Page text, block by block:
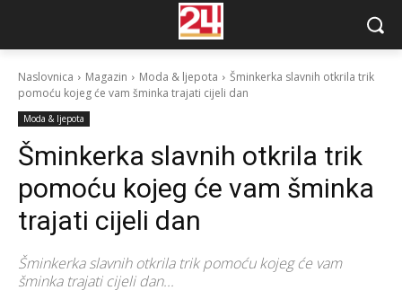
Naslovnica Magazin Moda & ljepota
Šminkerka slavnih otkrila trik
pomoću kojeg će vam šminka trajati cijeli dan
Moda & ljepota
Šminkerka slavnih otkrila trik
pomoću kojeg će vam šminka
trajati cijeli dan
Šminkerka slavnih otkrila trik pomoću kojeg će vam
šminka trajati cijeli dan...